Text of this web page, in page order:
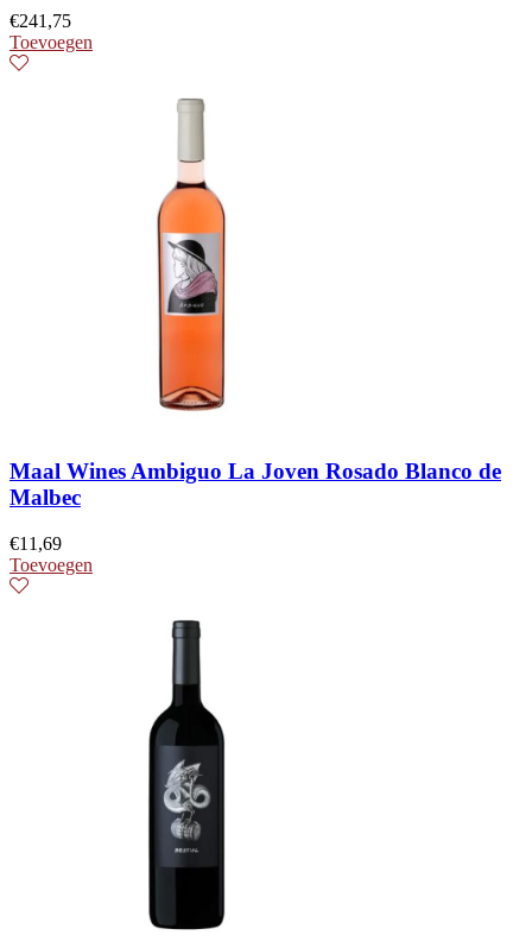
€241,75
Toevoegen
Maal Wines Ambiguo La Joven Rosado Blanco de
Malbec
€11,69
Toevoegen